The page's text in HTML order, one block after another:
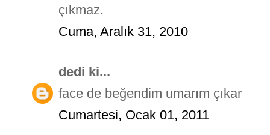
çıkmaz.
Cuma, Aralık 31, 2010
dedi ki...
face de beğendim umarım çıkar
Cumartesi, Ocak 01, 2011